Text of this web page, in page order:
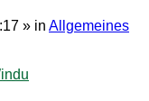
» in Allgemeines